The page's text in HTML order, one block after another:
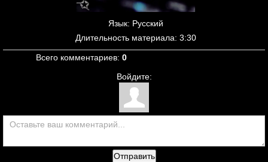
Язык: Русский
Длительность материала: 3:30
Всего комментариев: 0
Войдите:
Отправить